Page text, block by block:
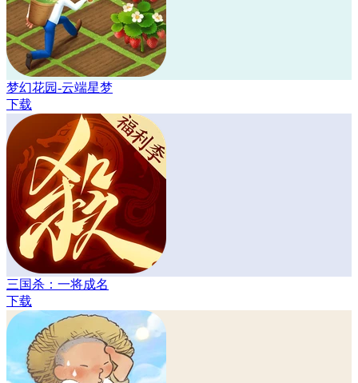
梦幻花园-云端星梦
下载
三国杀：一将成名
下载